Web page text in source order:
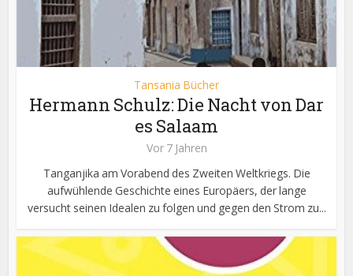
Tansania Bücher
Hermann Schulz: Die Nacht von Dar
es Salaam
Vor 7 Jahren
Tanganjika am Vorabend des Zweiten Weltkriegs. Die
aufwühlende Geschichte eines Europäers, der lange
versucht seinen Idealen zu folgen und gegen den Strom zu...